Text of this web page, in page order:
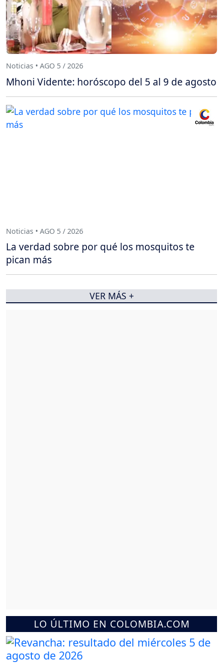
LO ÚLTIMO EN COLOMBIA.COM
Noticias • AGO 5 / 2026
Mhoni Vidente: horóscopo del 5 al 9 de agosto
Noticias • AGO 5 / 2026
La verdad sobre por qué los mosquitos te
pican más
VER MÁS +